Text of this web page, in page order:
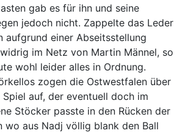
gab es für ihn und seine
jedoch nicht. Zappelte das Leder
aufgrund einer Abseitsstellung
im Netz von Martin Männel, so
wohl leider alles in Ordnung.
zogen die Ostwestfalen über
auf, der eventuell doch im
Stöcker passte in den Rücken der
wo aus Nadj völlig blank den Ball